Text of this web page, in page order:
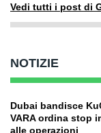
Vedi tutti i post di
NOTIZIE
Dubai bandisce
VARA ordina stop
alle operazioni